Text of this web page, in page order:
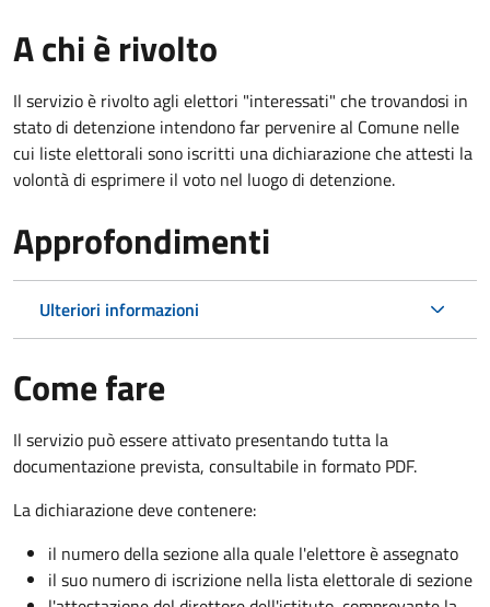
A chi è rivolto
Il servizio è rivolto agli elettori "interessati" che trovandosi in
stato di detenzione intendono far pervenire al Comune nelle
cui liste elettorali sono iscritti una dichiarazione che attesti la
volontà di esprimere il voto nel luogo di detenzione.
Approfondimenti
Ulteriori informazioni
Come fare
Il servizio può essere attivato presentando tutta la
documentazione prevista, consultabile in formato PDF.
La dichiarazione deve contenere:
il numero della sezione alla quale l'elettore è assegnato
il suo numero di iscrizione nella lista elettorale di sezione